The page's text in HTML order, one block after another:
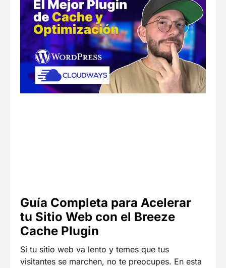
Guía Completa para Acelerar
tu Sitio Web con el Breeze
Cache Plugin
Si tu sitio web va lento y temes que tus
visitantes se marchen, no te preocupes. En esta